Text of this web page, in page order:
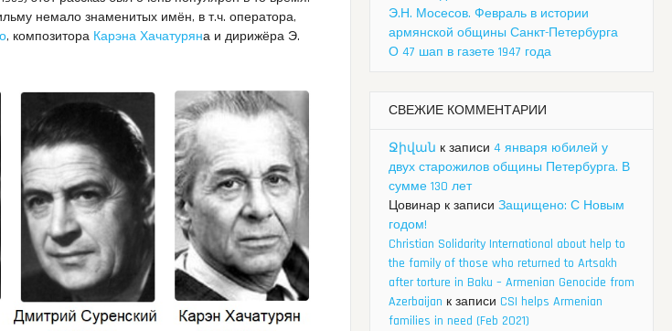
немало знаменитых имён, в т.ч. оператора,
, композитора Карэна Хачатуряна и дирижёра Э.
Э.Н. Мосесов. Февраль в истории
армянской общины Санкт-Петербурга
О 47 шап в газете 1947 года
СВЕЖИЕ КОММЕНТАРИИ
Ջիվան к записи 4 января юбилей у
двух старожилов общины Петербурга. В
сумме 130 лет
Цовинар к записи Защищено: С Новым
годом!
Christian Solidarity International about help to
the family of those who returned to Artsakh
after torture in Baku – Armenian Genocide from
Azerbaijan к записи CSI helps Armenian
families in need (Feb 2021)